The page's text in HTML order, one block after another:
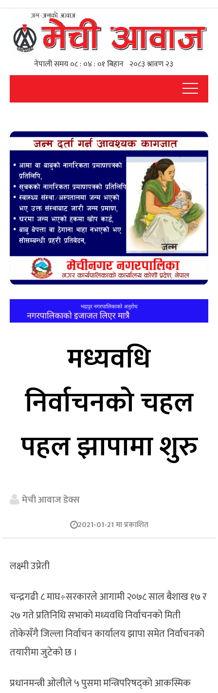
मध्यवधि
निर्वाचनको चहल
पहल झापामा शुरु
मेची आवाज डेक्स
2021-01-21 मा प्रकाशित
लक्ष्मी उप्रेती
चन्द्रगढी ८ माघ÷सरकारले आगामी २०७८ साल बैशाख १७ र
२७ गते प्रतिनिधि सभाको मध्यवधि निर्वाचनको मिती
तोकेसँगै जिल्ला निर्वाचन कार्यालय झापा समेत निर्वाचनको
तयारीमा जुटेको छ ।
प्रधानमन्त्री ओलीले ५ पुसमा मन्त्रिपरिषद्को आकस्मिक